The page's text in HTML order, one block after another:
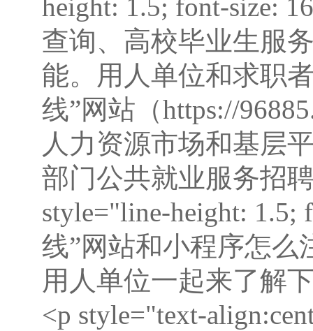
height: 1.5; font-
查询、高校毕业生服
能。用人单位和求职
线”网站（https://
人力资源市场和基层
部门公共就业服务招
style="line-height:
线”网站和小程序怎么
用人单位一起来了解
<p style="text-